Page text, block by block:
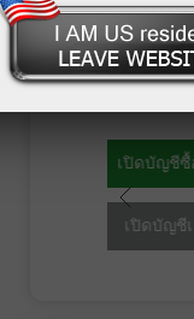
โร, ฮ่องกง,
สายตาของ